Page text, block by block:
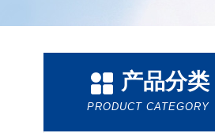
产品分类
PRODUCT CATEGORY